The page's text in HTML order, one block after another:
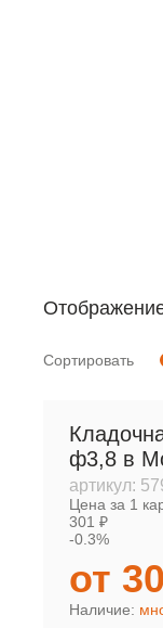
Сортировать
ф3,8 в
артикул:
Цена за 1
301 ₽
-0.3%
от
Наличие: